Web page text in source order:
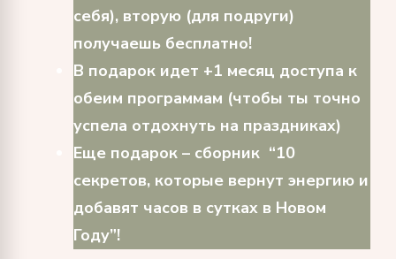
себя), вторую (для подруги)
получаешь бесплатно!
В подарок идет +1 месяц доступа к
обеим программам (чтобы ты точно
успела отдохнуть на праздниках)
Еще подарок – сборник “10
секретов, которые вернут энергию и
добавят часов в сутках в Новом
Году”!